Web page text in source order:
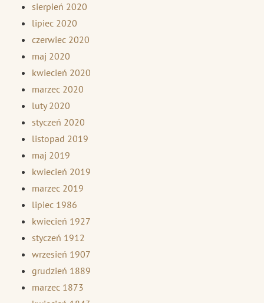
sierpień 2020
lipiec 2020
czerwiec 2020
maj 2020
kwiecień 2020
marzec 2020
luty 2020
styczeń 2020
listopad 2019
maj 2019
kwiecień 2019
marzec 2019
lipiec 1986
kwiecień 1927
styczeń 1912
wrzesień 1907
grudzień 1889
marzec 1873